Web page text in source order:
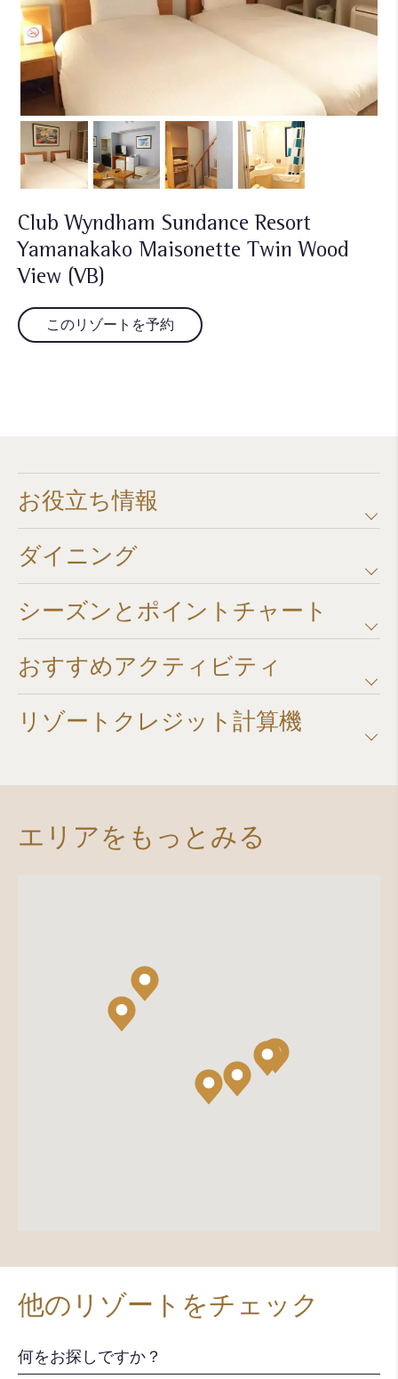
Club Wyndham Sundance Resort
Yamanakako Maisonette Twin Wood
View (VB)
このリゾートを予約
お役立ち情報
ダイニング
シーズンとポイントチャート​
おすすめアクティビティ
リゾートクレジット計算機​
エリアをもっとみる
他のリゾートをチェック